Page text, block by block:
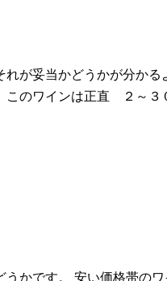
が妥当かどうかが分かる
このワインは正直 ２～
かです。 安い価格帯の